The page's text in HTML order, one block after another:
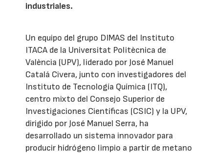
industriales.
Un equipo del grupo DIMAS del Instituto
ITACA de la Universitat Politècnica de
València (UPV), liderado por José Manuel
Catalá Civera, junto con investigadores del
Instituto de Tecnología Química (ITQ),
centro mixto del Consejo Superior de
Investigaciones Científicas (CSIC) y la UPV,
dirigido por José Manuel Serra, ha
desarrollado un sistema innovador para
producir hidrógeno limpio a partir de metano